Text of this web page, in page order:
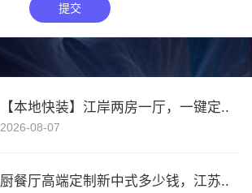
【本地快装】江岸两房一厅，一键定..
2026-08-07
厨餐厅高端定制新中式多少钱，江苏..
提交